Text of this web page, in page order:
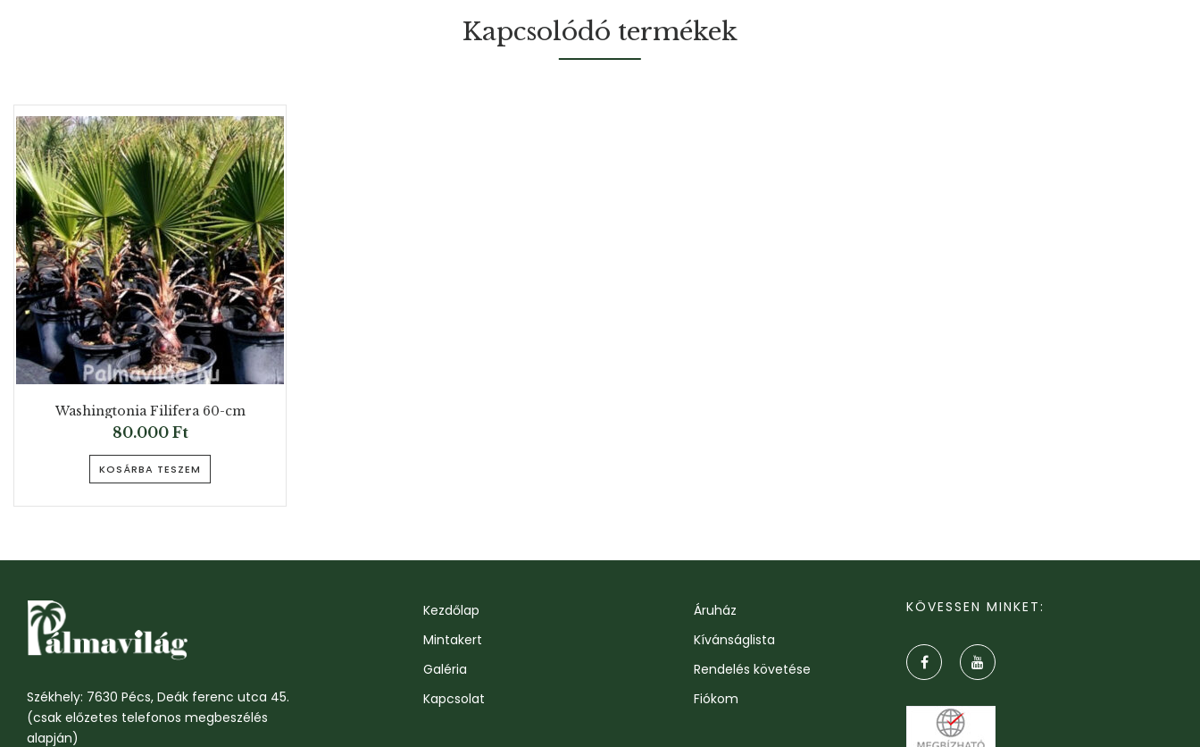
Kapcsolódó termékek
Washingtonia Filifera 60-cm
80.000 Ft
KOSÁRBA TESZEM
Székhely: 7630 Pécs, Deák ferenc utca 45.
(csak előzetes telefonos megbeszélés
alapján)
Kezdőlap
Mintakert
Galéria
Kapcsolat
Áruház
Kívánságlista
Rendelés követése
Fiókom
KÖVESSEN MINKET: